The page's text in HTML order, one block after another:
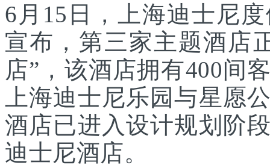
6月15日，上海迪士尼
宣布，第三家主题酒店
店”，该酒店拥有400间
上海迪士尼乐园与星愿
酒店已进入设计规划阶
迪士尼酒店。